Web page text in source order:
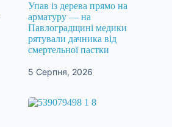
Упав із дерева прямо на
арматуру — на
Павлоградщині медики
рятували дачника від
смертельної пастки
5 Серпня, 2026